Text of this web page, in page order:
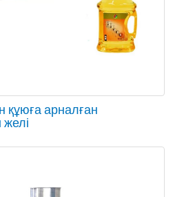
құюға арналған